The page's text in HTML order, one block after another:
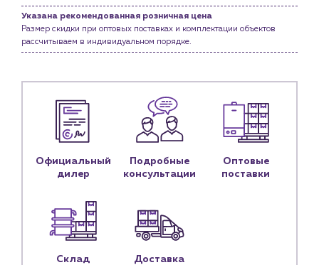
Доставка
Портфолио
Новости
Блог
Личный кабинет
Контакты
Чат-бот
Указана рекомендованная розничная цена
Размер скидки при оптовых поставках и комплектации объектов
рассчитываем в индивидуальном порядке.
Официальный
дилер
Подробные
консультации
Оптовые
поставки
Склад
Доставка